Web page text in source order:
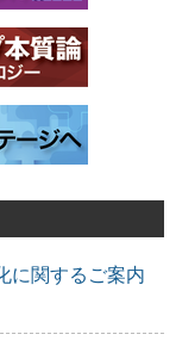
に関するご案内